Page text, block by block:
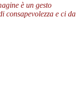
è un gesto
consapevolezza e ci da